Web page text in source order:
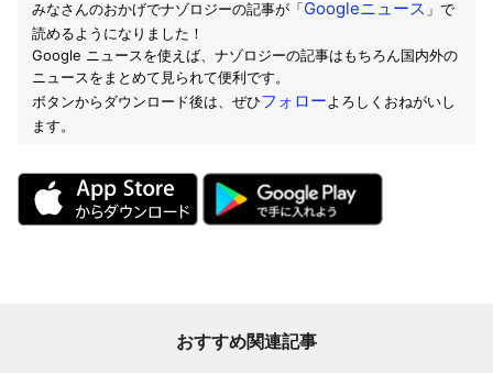
みなさんのおかげでナゾロジーの記事が「Googleニュース 」で
読めるようになりました！
Google ニュースを使えば、ナゾロジーの記事はもちろん国内外の
ニュースをまとめて見られて便利です。
ボタンからダウンロード後は、ぜひフォローよろしくおねがいし
ます。
おすすめ関連記事